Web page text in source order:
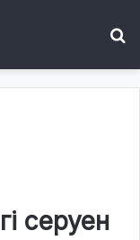
серуен